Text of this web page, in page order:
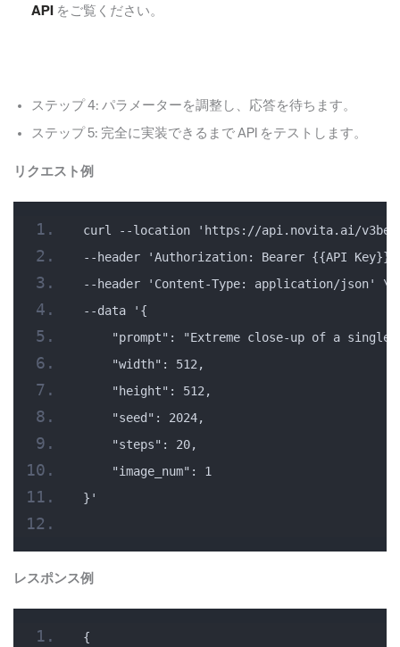
API をご覧ください。
ステップ 4: パラメーターを調整し、応答を待ちます。
ステップ 5: 完全に実装できるまで API をテストします。
リクエスト例
curl --location 'https://api.novita.ai/
--header 'Authorization: Bearer {{API
--header 'Content-Type: application/json' \
--data '{
"prompt": "Extreme close-up of a single
    "width": 512,
    "height": 512,
    "seed": 2024,
    "steps": 20,
    "image_num": 1
}'
レスポンス例
{